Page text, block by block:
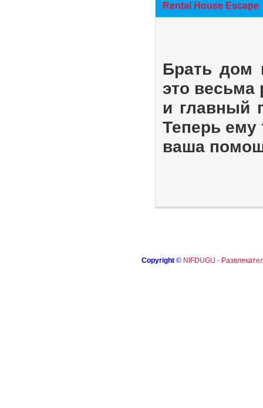
Rental House Escape
Брать дом
это весьма
и главный
Теперь ему
ваша
Copyright © NIFDUGU -